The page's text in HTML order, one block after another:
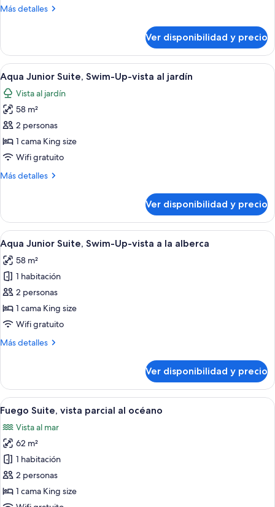
a
dos
camas
Más detalles
Más
Suite-
vista
a
alberca,
dos
camas
Ver disponibilidad y precio
Ver
todas
las
fotos
de
Aqua
Junior
Swim-
al
jardín
Una habitación de hotel moderna
12
Aqua Junior Suite, Swim-Up-vista al jardín
Vista al jardín
58 m²
2 personas
1 cama King size
Wifi gratuito
Más detalles
Más
Junior
Suite,
Swim-
Up-
vista
al
jardín
Ver disponibilidad y precio
Ver
todas
las
fotos
de
Aqua
Junior
Swim-
a
la
alberca
Un balcón con piscina, mobiliario de
13
Aqua Junior Suite, Swim-Up-vista a la alberca
58 m²
1 habitación
2 personas
1 cama King size
Wifi gratuito
Más detalles
Más
Junior
Suite,
Swim-
vista
a
la
alberca
Ver disponibilidad y precio
Ver
todas
las
fotos
de
Fuego
Suite,
vista
Una terraza de madera con un
14
Fuego Suite, vista parcial al océano
Vista al mar
62 m²
1 habitación
2 personas
1 cama King size